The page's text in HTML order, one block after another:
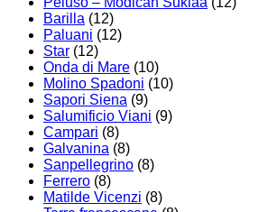
Barilla (12)
Paluani (12)
Star (12)
Onda di Mare (10)
Molino Spadoni (10)
Sapori Siena (9)
Salumificio Viani (9)
Campari (8)
Galvanina (8)
Sanpellegrino (8)
Ferrero (8)
Matilde Vicenzi (8)